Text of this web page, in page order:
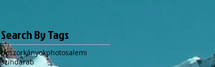
Search By Tags
boszorkányokphotosalemi
színdarab